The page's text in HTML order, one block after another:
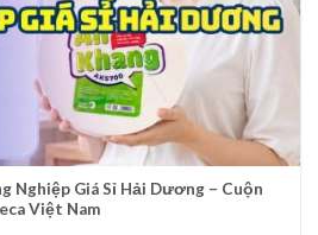
Nghiệp Giá Sỉ Hải Dương – Cuộn
Việt Nam